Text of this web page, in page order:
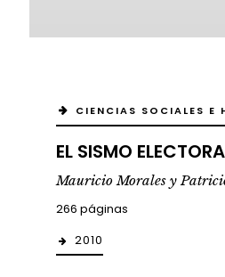
CIENCIAS SOCIALES E
EL SISMO
Mauricio Morales y
266 páginas
2010